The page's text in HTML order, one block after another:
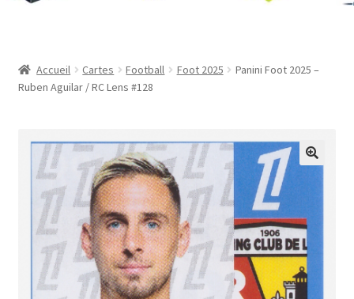
Mon compte
Panier
Validation de la commande
Accueil Cartes Football Foot 2025
Panini Foot 2025 –
Ruben Aguilar / RC Lens #128